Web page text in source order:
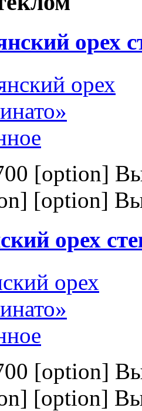
орех
[option]
[option]
орех
[option]
[option]